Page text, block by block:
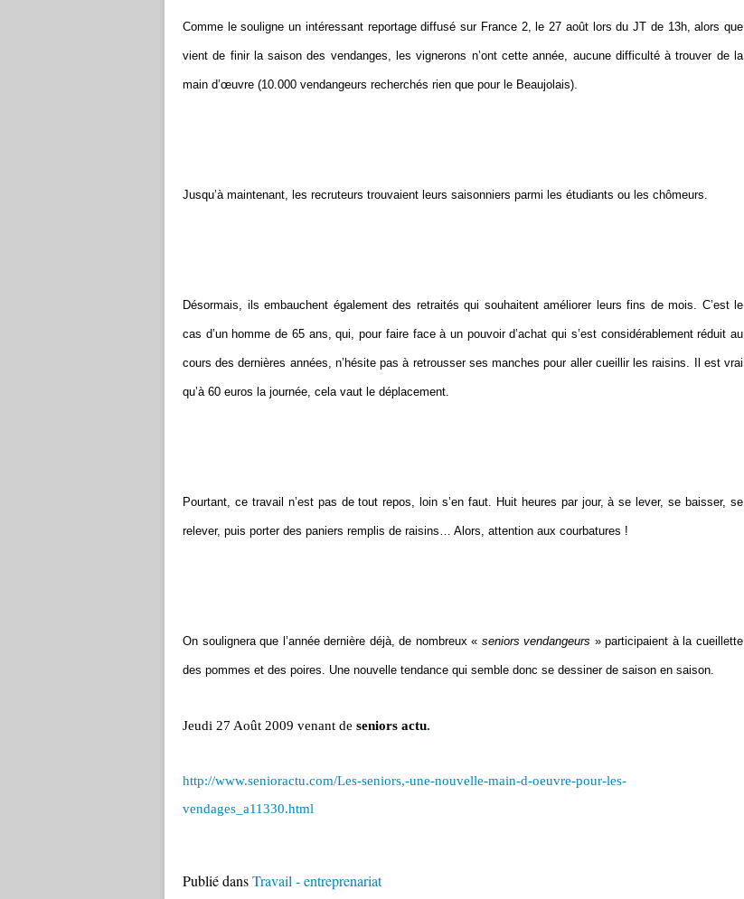
Comme le souligne un intéressant reportage diffusé sur France 2, le 27 août lors du JT de 13h, alors que
vient de finir la saison des vendanges, les vignerons n’ont cette année, aucune difficulté à trouver de la
main d’œuvre (10.000 vendangeurs recherchés rien que pour le Beaujolais).
Jusqu’à maintenant, les recruteurs trouvaient leurs saisonniers parmi les étudiants ou les chômeurs.
Désormais, ils embauchent également des retraités qui souhaitent améliorer leurs fins de mois. C’est le
cas d’un homme de 65 ans, qui, pour faire face à un pouvoir d’achat qui s’est considérablement réduit au
cours des dernières années, n’hésite pas à retrousser ses manches pour aller cueillir les raisins. Il est vrai
qu’à 60 euros la journée, cela vaut le déplacement.
Pourtant, ce travail n’est pas de tout repos, loin s’en faut. Huit heures par jour, à se lever, se baisser, se
relever, puis porter des paniers remplis de raisins… Alors, attention aux courbatures !
On soulignera que l’année dernière déjà, de nombreux « seniors vendangeurs » participaient à la cueillette
des pommes et des poires. Une nouvelle tendance qui semble donc se dessiner de saison en saison.
Jeudi 27 Août 2009 venant de seniors actu.
http://www.senioractu.com/Les-seniors,-une-nouvelle-main-d-oeuvre-pour-les-
vendages_a11330.html
Publié dansTravail - entreprenariat